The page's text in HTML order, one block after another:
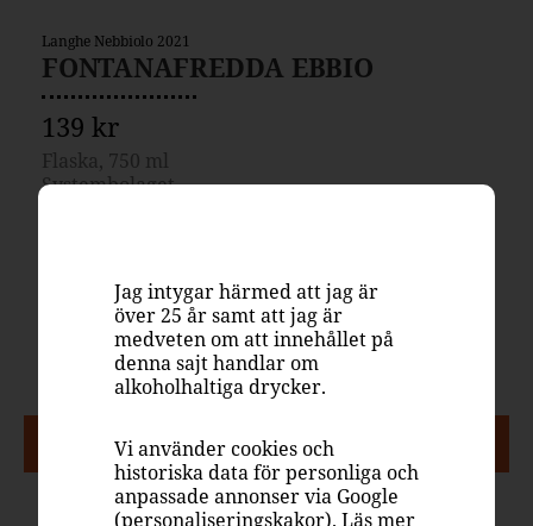
Langhe Nebbiolo 2021
FONTANAFREDDA EBBIO
139 kr
Flaska, 750 ml
Systembolaget
Rött vin, kryddigt & mustigt
Nebbiolo
13.5%
PASSAR TILL
Jag intygar härmed att jag är
över 25 år samt att jag är
medveten om att innehållet på
denna sajt handlar om
alkoholhaltiga drycker.
Vi använder cookies och
historiska data för personliga och
anpassade annonser via Google
(personaliseringskakor). Läs mer